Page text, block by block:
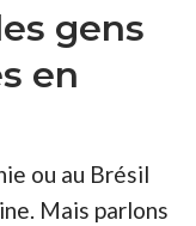
gens
en
ou au Brésil
Mais parlons